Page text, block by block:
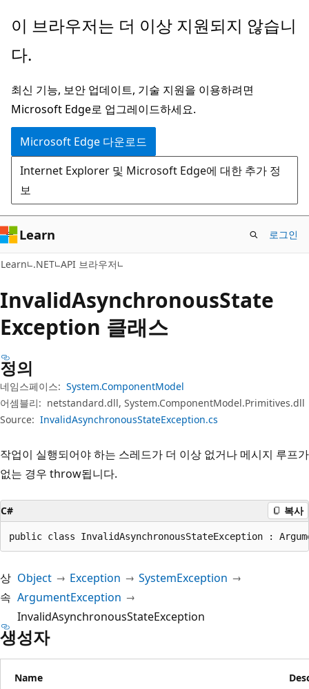
주
콘
츠
로
건
너
뛰
기
페
지
탐
색
으
로
건
너
뛰
기
이 브라우저는 더 이상 지원되지 않습니
다.
최신 기능, 보안 업데이트, 기술 지원을 이용하려면
Microsoft Edge로 업그레이드하세요.
Microsoft Edge 다운로드
Internet Explorer 및 Microsoft Edge에 대한 추가 정
보
Learn 로그인
Learn .NET API 브라우저
InvalidAsynchronousState
Exception 클래스
정의
네임스페이스: System.ComponentModel
어셈블리: netstandard.dll, System.ComponentModel.Primitives.dll
Source: InvalidAsynchronousStateException.cs
작업이 실행되어야 하는 스레드가 더 이상 없거나 메시지 루프가
없는 경우 throw됩니다.
C# 복사
public class InvalidAsynchronousStateException :
상
속
Object Exception
SystemException
ArgumentException
InvalidAsynchronousStateException
생성자
Name